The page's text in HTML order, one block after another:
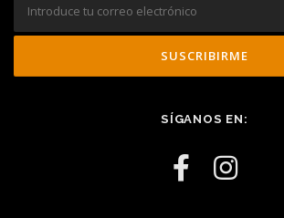
SÍGANOS EN: